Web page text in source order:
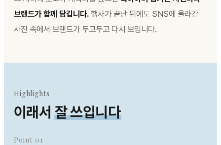
브랜드가 함께 담깁니다. 행사가 끝난 뒤에도 SNS에 올라간
사진 속에서 브랜드가 두고두고 다시 보입니다.
Highlights
이래서잘 쓰입니다
Point 01